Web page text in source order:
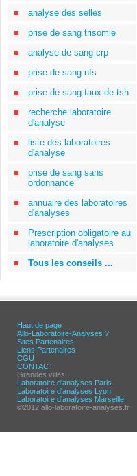
analyse des selles
prise de sang trisomie
analyse de sang crp
prise de sang nfs
prise de sang taux de tsh
recherche laboratoire
d'analyse
liste des laboratoires
d'analyse
prise de sang sans
ordonnance
annuaire des laboratoires
d'analyses
Prescription obligatoire au
laboratoire d'analyses
Tous les conseils ...
Haut de page
Allo-Laboratoire-Analyses ?
Sites Partenaires
Liens Partenaires
CGU
CONTACT
Grandes villes :
Laboratoire d'analyses Paris
Laboratoire d'analyses Lyon
Laboratoire d'analyses Marseille
©2012 allo-laboratoire-analyses.fr